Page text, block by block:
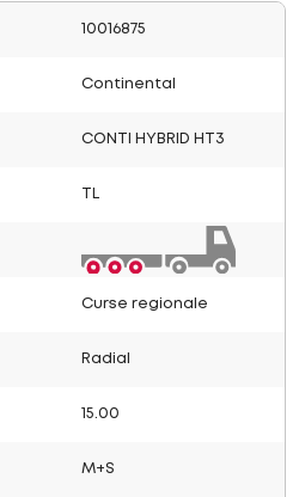
10016875
Continental
CONTI HYBRID HT3
Curse regionale
Radial
15.00
M+S